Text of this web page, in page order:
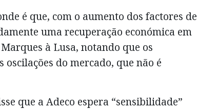
é que, com o aumento dos factores de
uma recuperação económica em
à Lusa, notando que os
do mercado, que não é
que a Adeco espera “sensibilidade”